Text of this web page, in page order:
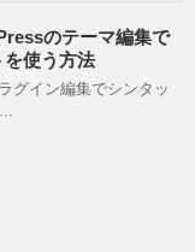
のテーマ編集で
を使う方法
グイン編集でシンタッ